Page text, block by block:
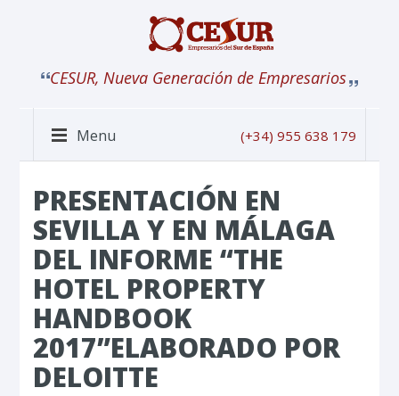
CESUR, Nueva Generación de Empresarios
Menu (+34) 955 638 179
PRESENTACIÓN EN
SEVILLA Y EN MÁLAGA
DEL INFORME “THE
HOTEL PROPERTY
HANDBOOK
2017”ELABORADO POR
DELOITTE